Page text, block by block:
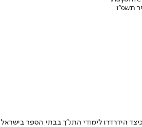
תשפ"ו
הידרדרו לימודי התנ"ך בבתי הספר בישראל